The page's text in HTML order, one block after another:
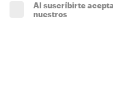
Al suscríbirte
nuestros